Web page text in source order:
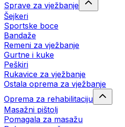
Sprave za vježbanje
Šejkeri
Sportske boce
Bandaže
Remeni za vježbanje
Gurtne i kuke
Peškiri
Rukavice za vježbanje
Ostala oprema za vježbanje
Oprema za rehabilitaciju
Masažni pištolj
Pomagala za masažu